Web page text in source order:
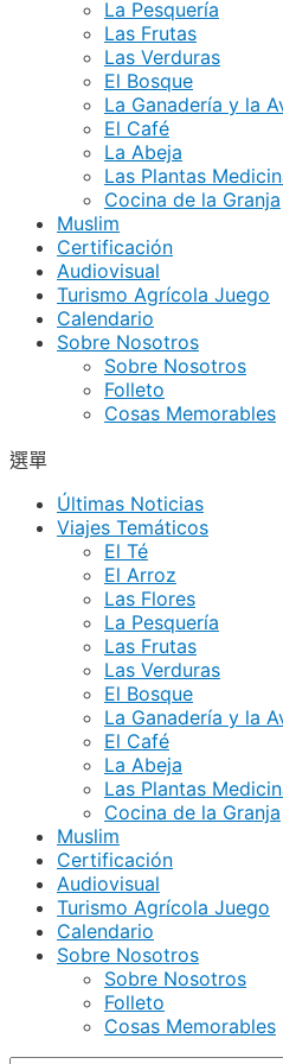
La Pesquería
Las Frutas
Las Verduras
El Bosque
La Ganadería y la
El Café
La Abeja
Las Plantas
Cocina de la Granja
Muslim
Certificación
Audiovisual
Turismo Agrícola Juego
Calendario
Sobre Nosotros
Sobre Nosotros
Folleto
Cosas Memorables
選單
Últimas Noticias
Viajes Temáticos
El Té
El Arroz
Las Flores
La Pesquería
Las Frutas
Las Verduras
El Bosque
La Ganadería y la
El Café
La Abeja
Las Plantas
Cocina de la Granja
Muslim
Certificación
Audiovisual
Turismo Agrícola Juego
Calendario
Sobre Nosotros
Sobre Nosotros
Folleto
Cosas Memorables